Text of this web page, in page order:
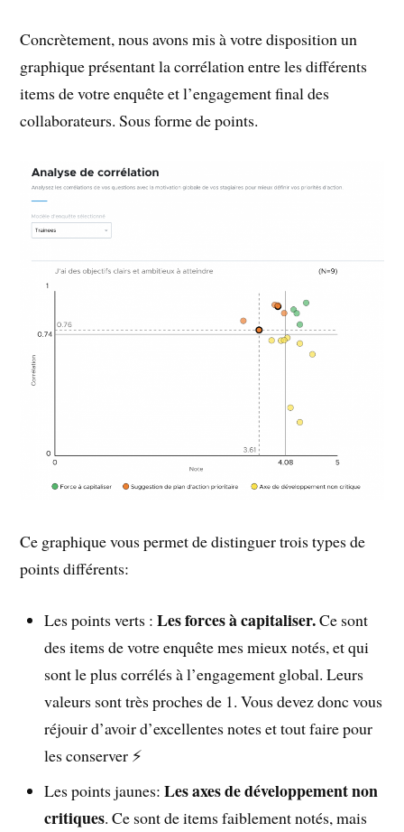
Concrètement, nous avons mis à votre disposition un
graphique présentant la corrélation entre les différents
items de votre enquête et l’engagement final des
collaborateurs. Sous forme de points.
Ce graphique vous permet de distinguer trois types de
points différents:
Les points verts :Les forces à capitaliser.Ce sont
des items de votre enquête mes mieux notés, et qui
sont le plus corrélés à l’engagement global. Leurs
valeurs sont très proches de 1. Vous devez donc vous
réjouir d’avoir d’excellentes notes et tout faire pour
les conserver ⚡️
Les points jaunes:Les axes de développement non
critiques. Ce sont de items faiblement notés, mais